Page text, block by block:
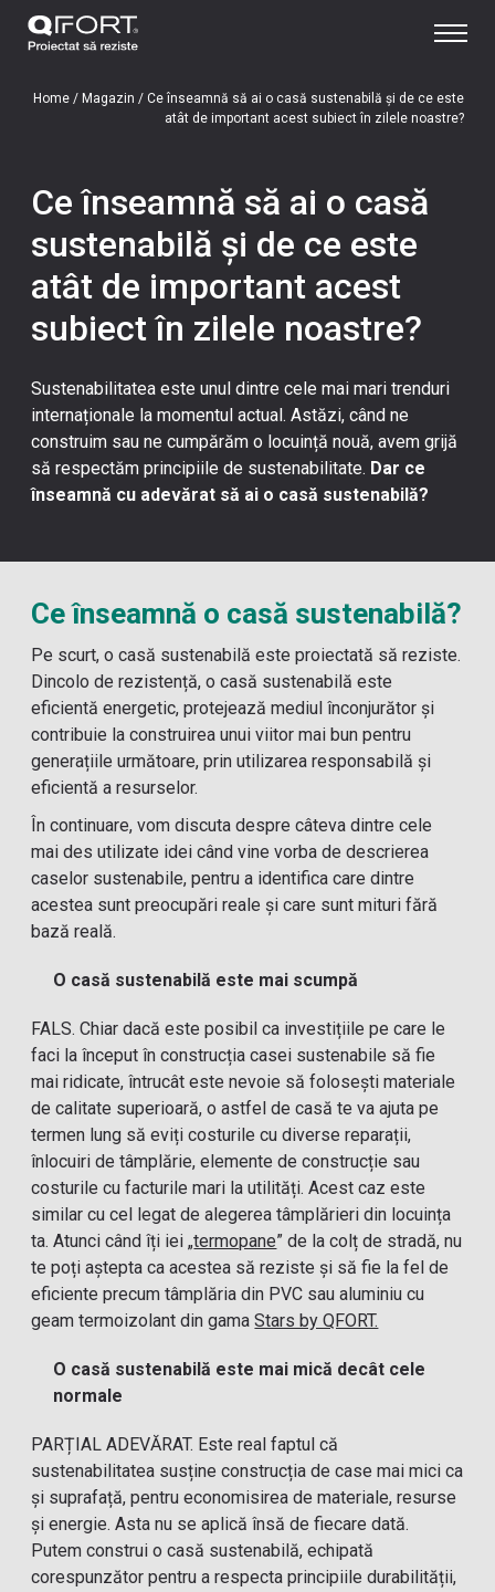
Home/ Magazin / Ce înseamnă să ai o casă sustenabilă și de ce este
atât de important acest subiect în zilele noastre?
Ce înseamnă să ai o casă
sustenabilă și de ce este
atât de important acest
subiect în zilele noastre?
Sustenabilitatea este unul dintre cele mai mari trenduri
internaționale la momentul actual. Astăzi, când ne
construim sau ne cumpărăm o locuință nouă, avem grijă
să respectăm principiile de sustenabilitate. Dar ce
înseamnă cu adevărat să ai o casă sustenabilă?
Ce înseamnă o casă sustenabilă?
Pe scurt, o casă sustenabilă este proiectată să reziste.
Dincolo de rezistență, o casă sustenabilă este
eficientă energetic, protejează mediul înconjurător și
contribuie la construirea unui viitor mai bun pentru
generațiile următoare, prin utilizarea responsabilă și
eficientă a resurselor.
În continuare, vom discuta despre câteva dintre cele
mai des utilizate idei când vine vorba de descrierea
caselor sustenabile, pentru a identifica care dintre
acestea sunt preocupări reale și care sunt mituri fără
bază reală.
O casă sustenabilă este mai scumpă
FALS. Chiar dacă este posibil ca investițiile pe care le
faci la început în construcția casei sustenabile să fie
mai ridicate, întrucât este nevoie să folosești materiale
de calitate superioară, o astfel de casă te va ajuta pe
termen lung să eviți costurile cu diverse reparații,
înlocuiri de tâmplărie, elemente de construcție sau
costurile cu facturile mari la utilități. Acest caz este
similar cu cel legat de alegerea tâmplărieri din locuința
ta. Atunci când îți iei „termopane” de la colț de stradă, nu
te poți aștepta ca acestea să reziste și să fie la fel de
eficiente precum tâmplăria din PVC sau aluminiu cu
geam termoizolant din gamaStars by QFORT.
O casă sustenabilă este mai mică decât cele
normale
PARȚIAL ADEVĂRAT. Este real faptul că
sustenabilitatea susține construcția de case mai mici ca
și suprafață, pentru economisirea de materiale, resurse
și energie. Asta nu se aplică însă de fiecare dată.
Putem construi o casă sustenabilă, echipată
corespunzător pentru a respecta principiile durabilității,